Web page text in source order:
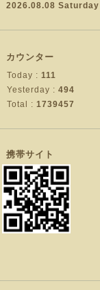
2026.08.08 Saturday
カウンター
Today : 111
Yesterday : 494
Total : 1739457
携帯サイト